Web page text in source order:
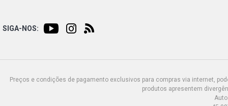
SIGA-NOS:
Preços e condições de pagamento exclusivos para compras via internet,
produtos apresentem